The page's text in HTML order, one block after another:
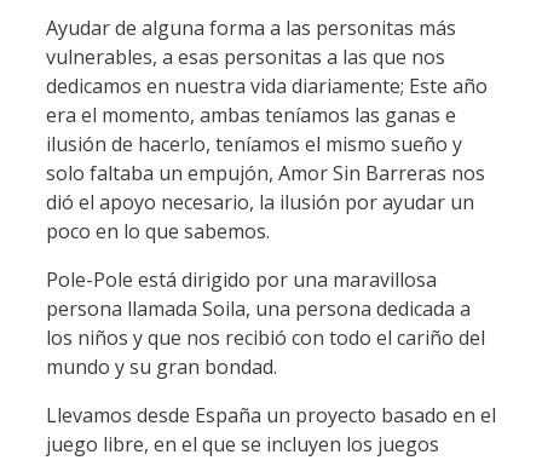
Ayudar de alguna forma a las personitas más
vulnerables, a esas personitas a las que nos
dedicamos en nuestra vida diariamente; Este año
era el momento, ambas teníamos las ganas e
ilusión de hacerlo, teníamos el mismo sueño y
solo faltaba un empujón, Amor Sin Barreras nos
dió el apoyo necesario, la ilusión por ayudar un
poco en lo que sabemos.
Pole-Pole está dirigido por una maravillosa
persona llamada Soila, una persona dedicada a
los niños y que nos recibió con todo el cariño del
mundo y su gran bondad.
Llevamos desde España un proyecto basado en el
juego libre, en el que se incluyen los juegos